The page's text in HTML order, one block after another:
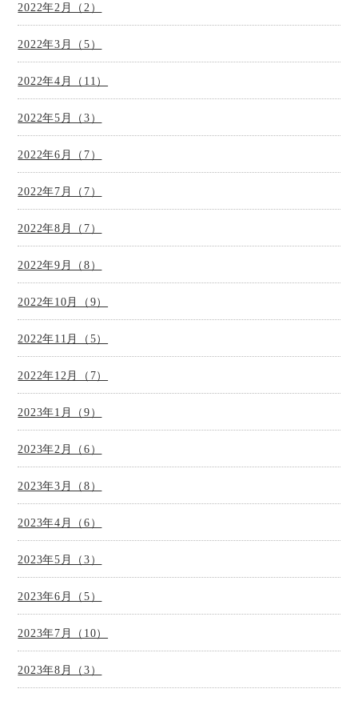
2022年2月（2）
2022年3月（5）
2022年4月（11）
2022年5月（3）
2022年6月（7）
2022年7月（7）
2022年8月（7）
2022年9月（8）
2022年10月（9）
2022年11月（5）
2022年12月（7）
2023年1月（9）
2023年2月（6）
2023年3月（8）
2023年4月（6）
2023年5月（3）
2023年6月（5）
2023年7月（10）
2023年8月（3）